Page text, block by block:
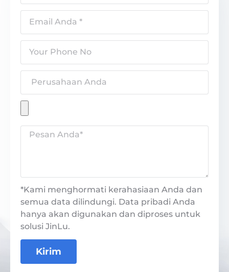
*Kami menghormati kerahasiaan Anda dan
semua data dilindungi. Data pribadi Anda
hanya akan digunakan dan diproses untuk
solusi JinLu.
Kirim